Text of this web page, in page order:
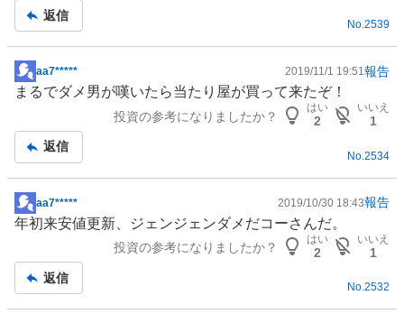
返信
No.2539
掲
示
事
aa7***** 2019/11/1 19:51報告
まるでダメ男が嘆いたら当たり屋が買って来たぞ！
投資の参考になりましたか？
はい
2
いいえ
1
返信
No. 2534
掲
示
事
aa7***** 2019/10/30 18:43報告
年初来安値更新、ジェンジェンダメだコーさんだ。
投資の参考になりましたか？
はい
2
いいえ
1
返信
No.2532